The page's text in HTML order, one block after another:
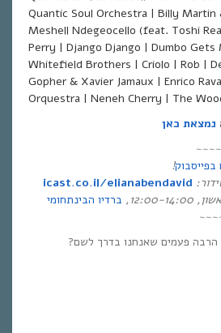
Quantic Soul Orchestra | Billy Martin
Meshell Ndegeocello (feat. Toshi
Perry | Django Django | Dumbo Gets
Whitefield Brothers | Criolo | Rob |
Gopher & Xavier Jamaux | Enrico
Orquestra | Neneh Cherry | The
נמצאת כאן
!
:
icast.co.il/elianabendavid
, 12:00-14:00,
ברדיו הבינתחומי
פעמים שאנחנו בדרך לשם?